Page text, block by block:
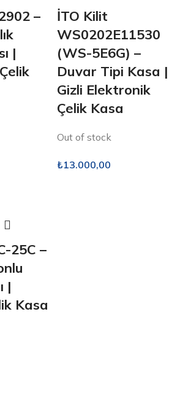
–
|
İTO Kilit
WS0202E11530
(WS-5E6G) –
Duvar Tipi Kasa |
Gizli Elektronik
Çelik Kasa
Out of stock
₺13.000,00
25C –
|
Kasa